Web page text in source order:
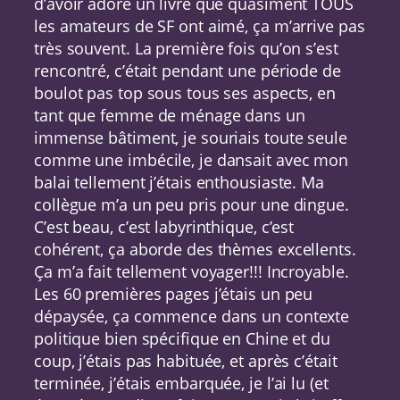
les amateurs de SF ont aimé, ça m’arrive pas
très souvent. La première fois qu’on s’est
rencontré, c’était pendant une période de
boulot pas top sous tous ses aspects, en
tant que femme de ménage dans un
immense bâtiment, je souriais toute seule
comme une imbécile, je dansait avec mon
balai tellement j’étais enthousiaste. Ma
collègue m’a un peu pris pour une dingue.
C’est beau, c’est labyrinthique, c’est
cohérent, ça aborde des thèmes excellents.
Ça m’a fait tellement voyager!!! Incroyable.
Les 60 premières pages j’étais un peu
dépaysée, ça commence dans un contexte
politique bien spécifique en Chine et du
coup, j’étais pas habituée, et après c’était
terminée, j’étais embarquée, je l’ai lu (et